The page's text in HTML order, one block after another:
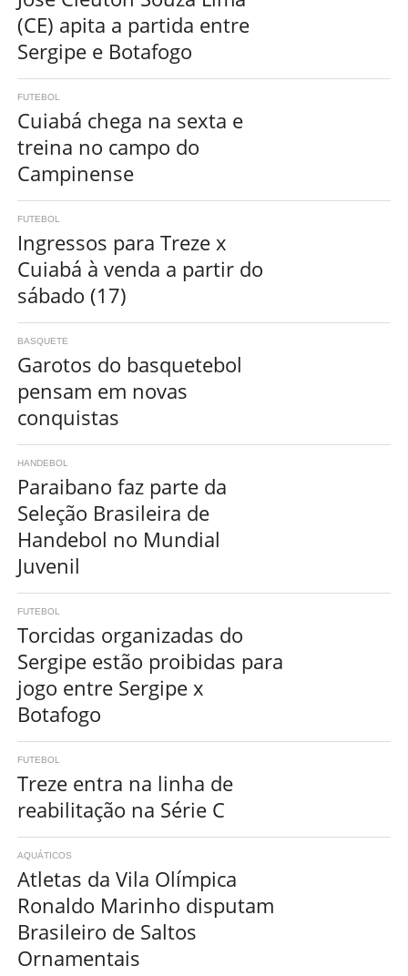
(CE) apita a partida entre
Sergipe e Botafogo
FUTEBOL
Cuiabá chega na sexta e
treina no campo do
Campinense
FUTEBOL
Ingressos para Treze x
Cuiabá à venda a partir do
sábado (17)
BASQUETE
Garotos do basquetebol
pensam em novas
conquistas
HANDEBOL
Paraibano faz parte da
Seleção Brasileira de
Handebol no Mundial
Juvenil
FUTEBOL
Torcidas organizadas do
Sergipe estão proibidas para
jogo entre Sergipe x
Botafogo
FUTEBOL
Treze entra na linha de
reabilitação na Série C
AQUÁTICOS
Atletas da Vila Olímpica
Ronaldo Marinho disputam
Brasileiro de Saltos
Ornamentais